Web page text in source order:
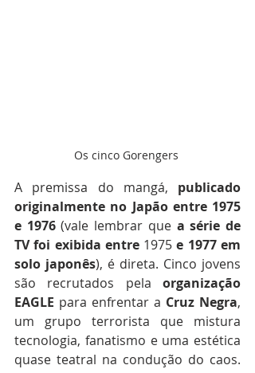
Os cinco Gorengers
A premissa do mangá, publicado
originalmente no Japão entre 1975
e 1976 (vale lembrar que a série de
TV foi exibida entre 1975 e 1977 em
solo japonês), é direta. Cinco jovens
são recrutados pela organização
EAGLE para enfrentar a Cruz Negra,
um grupo terrorista que mistura
tecnologia, fanatismo e uma estética
quase teatral na condução do caos.